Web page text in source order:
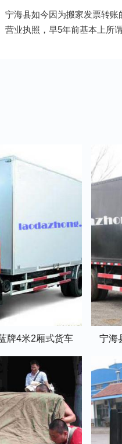
宁海县如今因为搬家发票转
营业执照，早5年前基本上所
牌4米2厢式货车 宁海